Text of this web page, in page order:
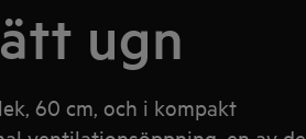
ugn
60 cm, och i kompakt